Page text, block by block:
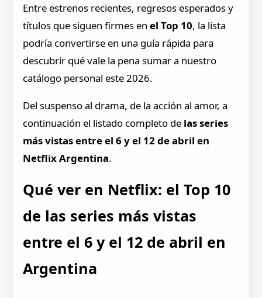
Entre estrenos recientes, regresos esperados y
títulos que siguen firmes enel Top 10, la lista
podría convertirse en una guía rápida para
descubrir qué vale la pena sumar a nuestro
catálogo personal este 2026.
Del suspenso al drama, de la acción al amor, a
continuación el listado completo de las series
más vistas entre el 6 y el 12 de abril en
Netflix Argentina.
Qué ver en Netflix: el Top 10
de las series más vistas
entre el 6 y el 12 de abril en
Argentina